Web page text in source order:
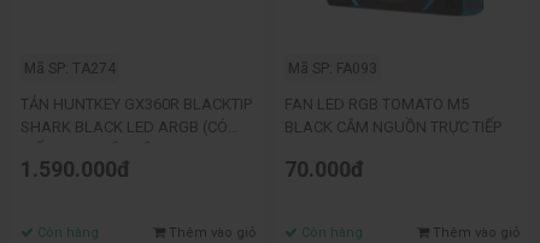
Mã SP: TA274
TẢN HUNTKEY GX360R BLACKTIP
SHARK BLACK LED ARGB (CÓ
1.590.000đ
Còn hàng Thêm vào giỏ
Mã SP: FA093
FAN LED RGB TOMATO M5
BLACK CẮM NGUỒN TRỰC TIẾP
70.000đ
Còn hàng Thêm vào giỏ